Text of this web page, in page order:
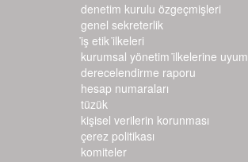
denetim kurulu özgeçmişleri
genel sekreterlik
i̇ş etik i̇lkeleri
kurumsal yönetim i̇lkelerine uyum d
erecelendirme raporu
hesap numaraları
tüzük
kişisel verilerin korunması
çerez politikası
komiteler